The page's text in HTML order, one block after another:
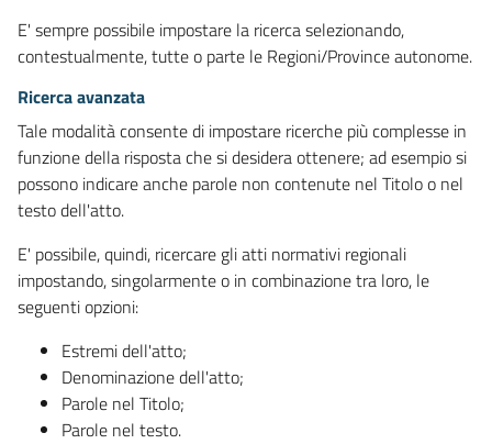
E' sempre possibile impostare la ricerca selezionando,
contestualmente, tutte o parte le Regioni/Province autonome.
Ricerca avanzata
Tale modalità consente di impostare ricerche più complesse in
funzione della risposta che si desidera ottenere; ad esempio si
possono indicare anche parole non contenute nel Titolo o nel
testo dell'atto.
E' possibile, quindi, ricercare gli atti normativi regionali
impostando, singolarmente o in combinazione tra loro, le
seguenti opzioni:
Estremi dell'atto;
Denominazione dell'atto;
Parole nel Titolo;
Parole nel testo.